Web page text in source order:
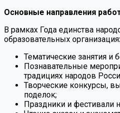
Основные направления
В рамках Года единства
образовательных
Тематические занятия и
Познавательные
традициях народов
Творческие конкурсы,
поделок;
Праздники и фестивали